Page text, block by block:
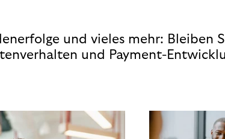
und vieles mehr: Bleiben
und Payment-